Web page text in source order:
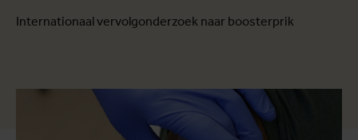
Internationaal vervolgonderzoek naar boosterprik